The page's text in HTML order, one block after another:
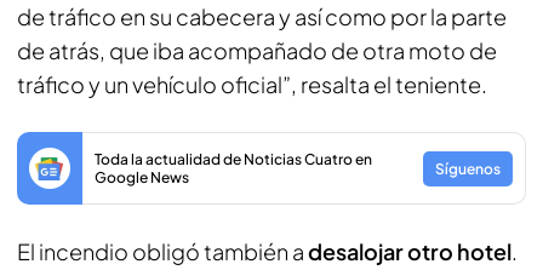
de tráfico en su cabecera y así como por la parte
de atrás, que iba acompañado de otra moto de
tráfico y un vehículo oficial”, resalta el teniente.
Toda la actualidad de Noticias Cuatro en
Google News
Síguenos
El incendio obligó también adesalojar otro hotel.